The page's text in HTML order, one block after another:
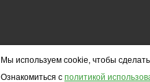
Мы используем cookie, чтобы
Ознакомиться с политикой